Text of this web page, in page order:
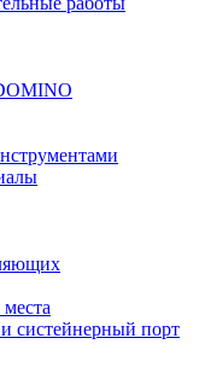
систейнерный порт